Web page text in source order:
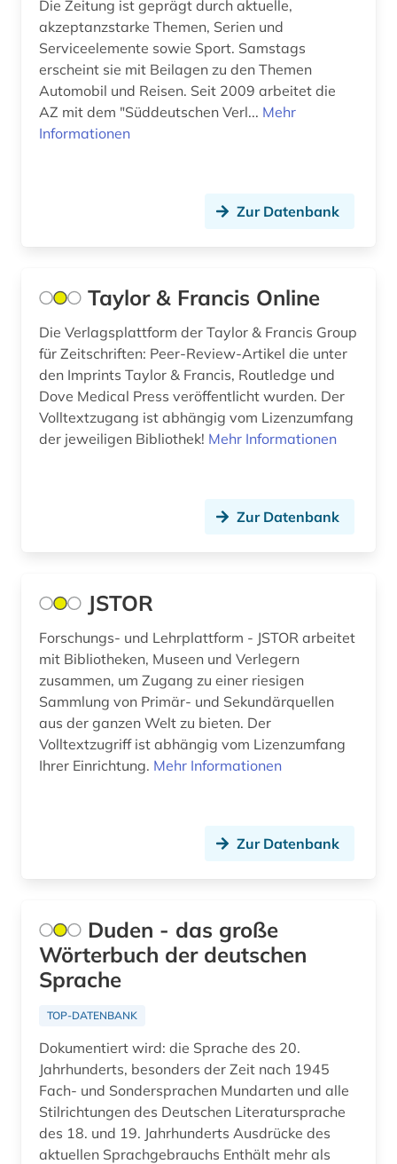
alphabet (1)
alphabetischer katalog (2)
alsfeld (1)
alte geschichte (9)
alte landesschule korbach (1)
alte nationalgalerie (2)
alte sorte (1)
altenpflege (5)
alter (3)
alter druck (2)
alter orient (7)
altern (2)
altersmedizin (1)
altersversorung (1)
altertumswissenschaften (13)
altes buch (17)
altes testament (12)
Die Zeitung ist geprägt durch aktuelle,
akzeptanzstarke Themen, Serien und
Serviceelemente sowie Sport. Samstags
erscheint sie mit Beilagen zu den Themen
Automobil und Reisen. Seit 2009 arbeitet die
AZ mit dem "Süddeutschen Verl... Mehr
Informationen
Zur Datenbank
Taylor & Francis Online
Die Verlagsplattform der Taylor & Francis Group
für Zeitschriften: Peer-Review-Artikel die unter
den Imprints Taylor & Francis, Routledge und
Dove Medical Press veröffentlicht wurden. Der
Volltextzugang ist abhängig vom Lizenzumfang
der jeweiligen Bibliothek! Mehr Informationen
Zur Datenbank
JSTOR
Forschungs- und Lehrplattform - JSTOR arbeitet
mit Bibliotheken, Museen und Verlegern
zusammen, um Zugang zu einer riesigen
Sammlung von Primär- und Sekundärquellen
aus der ganzen Welt zu bieten. Der
Volltextzugriff ist abhängig vom Lizenzumfang
Ihrer Einrichtung. Mehr Informationen
Zur Datenbank
Duden - das große
Wörterbuch der deutschen
Sprache
TOP-DATENBANK
Dokumentiert wird: die Sprache des 20.
Jahrhunderts, besonders der Zeit nach 1945
Fach- und Sondersprachen Mundarten und alle
Stilrichtungen des Deutschen Literatursprache
des 18. und 19. Jahrhunderts Ausdrücke des
aktuellen Sprachgebrauchs Enthält mehr als